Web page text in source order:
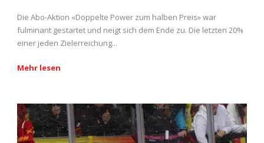
Die Abo-Aktion «Doppelte Power zum halben Preis» war
fulminant gestartet und neigt sich dem Ende zu. Die letzten 20%
einer jeden Zielerreichung...
Mehr lesen